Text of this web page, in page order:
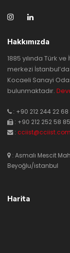
Hakkımızda
1885 yılında Türk
merkezi
Kocaeli Sanayi
bulunmaktadır.
: +90 212 244 22 68
: +90 212 252 58 85
: cciist@cciist.com
: Asmalı Mescit
Beyoğlu/istanbul
Harita